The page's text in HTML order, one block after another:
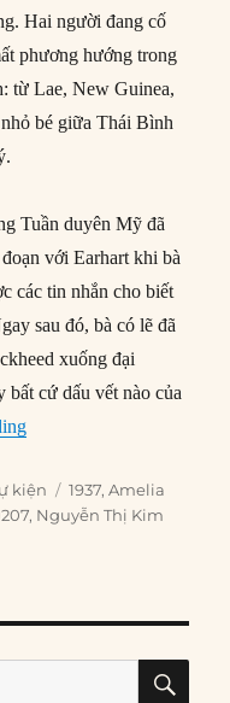
Hai người đang cố
phương hướng trong
từ Lae, New Guinea,
bé giữa Thái Bình
Tuần duyên Mỹ đã
với Earhart khi bà
các tin nhắn cho biết
sau đó, bà có lẽ đã
xuống đại
cứ dấu vết nào của
“02/07/1937: Amelia
kiện Tags
1937,Amelia
, Nguyễn Thị Kim